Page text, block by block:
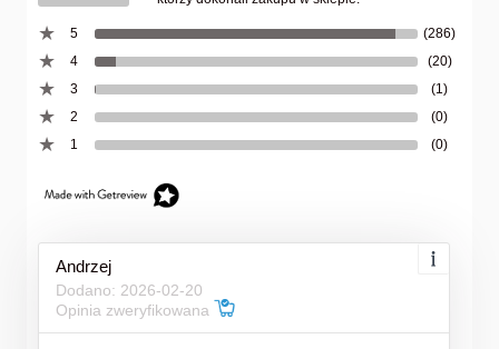
5
(286)
4
(20)
3
(1)
2
(0)
1
(0)
Andrzej
Dodano: 2026-02-20
Opinia zweryfikowana